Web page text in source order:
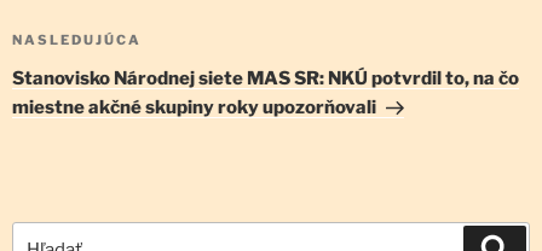
Ďalší
článok
NASLEDUJÚCA
Stanovisko Národnej siete MAS SR: NKÚ potvrdil to, na čo
miestne akčné skupiny roky upozorňovali